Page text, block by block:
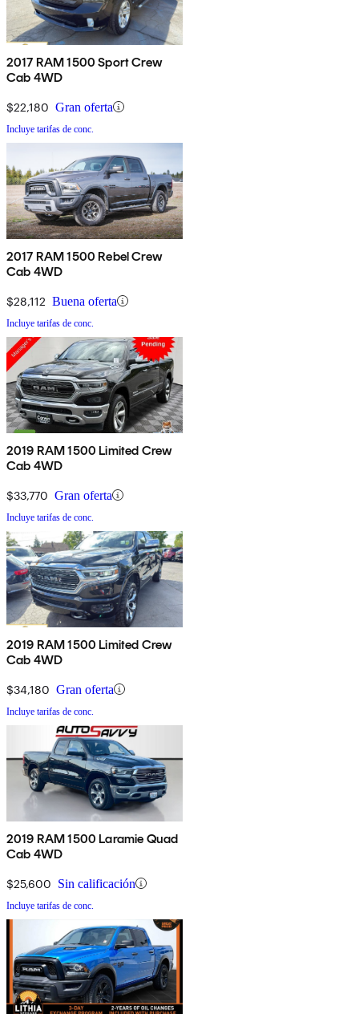
2017 RAM 1500 Sport Crew
Cab 4WD
$22,180 Gran oferta
Incluye tarifas de conc.
2017 RAM 1500 Rebel Crew
Cab 4WD
$28,112 Buena oferta
Incluye tarifas de conc.
2019 RAM 1500 Limited Crew
Cab 4WD
$33,770 Gran oferta
Incluye tarifas de conc.
2019 RAM 1500 Limited Crew
Cab 4WD
$34,180 Gran oferta
Incluye tarifas de conc.
2019 RAM 1500 Laramie Quad
Cab 4WD
$25,600 Sin calificación
Incluye tarifas de conc.